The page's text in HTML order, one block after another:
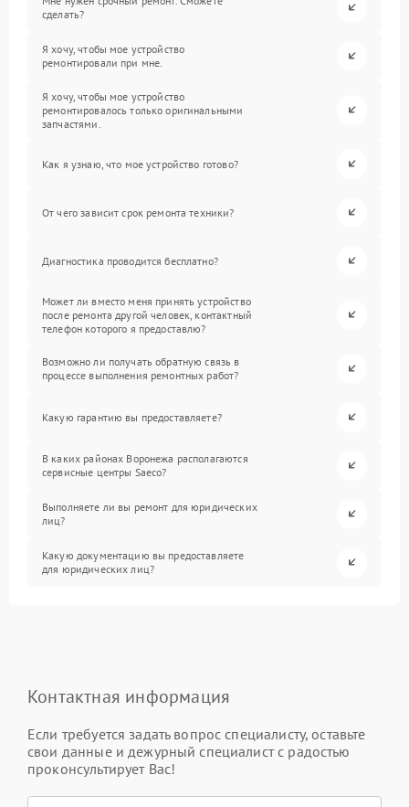
сделать?
Я хочу, чтобы мое устройство
ремонтировали при мне.
Я хочу, чтобы мое устройство
ремонтировалось только оригинальными
запчастями.
Как я узнаю, что мое устройство готово?
От чего зависит срок ремонта техники?
Диагностика проводится бесплатно?
Может ли вместо меня принять устройство
после ремонта другой человек, контактный
телефон которого я предоставлю?
Возможно ли получать обратную связь в
процессе выполнения ремонтных работ?
Какую гарантию вы предоставляете?
В каких районах Воронежа располагаются
сервисные центры Saeco?
Выполняете ли вы ремонт для юридических
лиц?
Какую документацию вы предоставляете
для юридических лиц?
Контактная информация
Если требуется задать вопрос специалисту, оставьте
свои данные и дежурный специалист с радостью
проконсультирует Вас!